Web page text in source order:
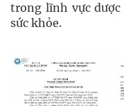
trong lĩnh vực dược
sức khỏe.